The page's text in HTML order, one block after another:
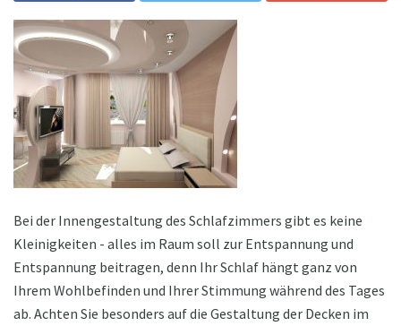
Bei der Innengestaltung des Schlafzimmers gibt es keine
Kleinigkeiten - alles im Raum soll zur Entspannung und
Entspannung beitragen, denn Ihr Schlaf hängt ganz von
Ihrem Wohlbefinden und Ihrer Stimmung während des Tages
ab. Achten Sie besonders auf die Gestaltung der Decken im